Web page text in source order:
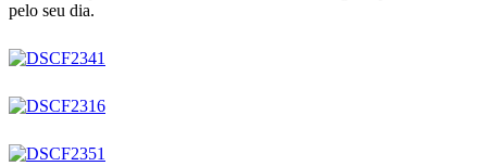
pelo seu dia.